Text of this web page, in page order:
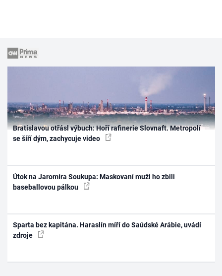
Bratislavou otřásl výbuch: Hoří rafinerie Slovnaft. Metropolí
se šíří dým, zachycuje video
Útok na Jaromíra Soukupa: Maskovaní muži ho zbili
baseballovou pálkou
Sparta bez kapitána. Haraslín míří do Saúdské Arábie, uvádí
zdroje